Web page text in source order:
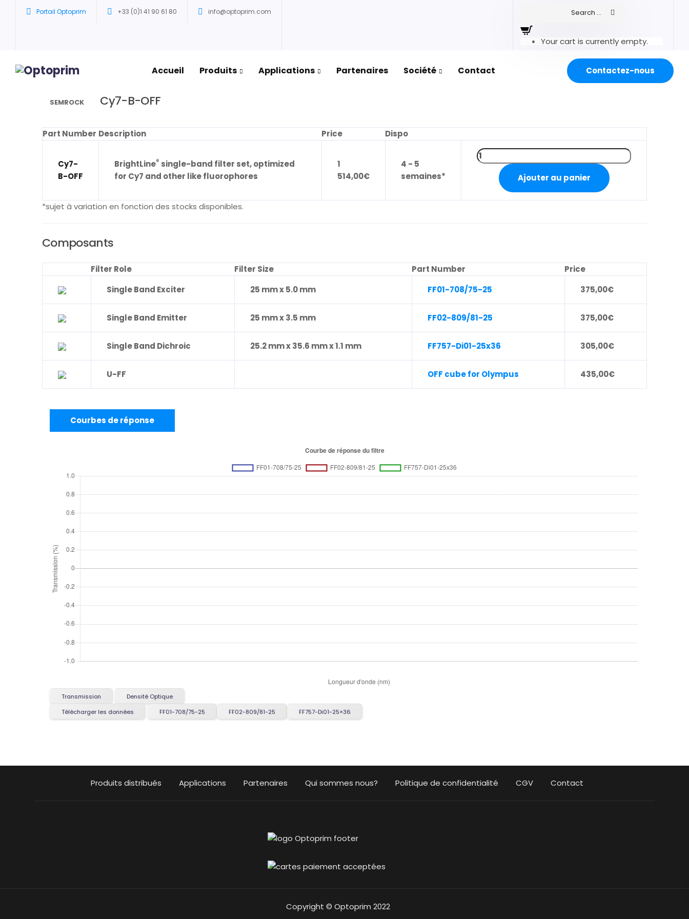
Portail Optoprim +33 (0)1 41 90 61 80 info@optoprim.com
Your cart is currently empty.
Accueil Produits Applications Partenaires Société Contact
Contactez-nous
SEMROCK Cy7-B-OFF
Part Number Description Price Dispo
Cy7-
B-OFF
BrightLine® single-band filter set, optimized
for Cy7 and other like fluorophores
1
514,00€
4 - 5
semaines*
Ajouter au panier
*sujet à variation en fonction des stocks disponibles.
Composants
Filter Role Filter Size Part Number
Price
Single Band Exciter
25 mm x 5.0 mm FF01-708/75-25 375,00€
Single Band Emitter 25 mm x 3.5 mm FF02-809/81-25 375,00€
Single Band Dichroic 25.2 mm x 35.6 mm x 1.1 mm FF757-Di01-25x36 305,00€
U-FF OFF cube for Olympus 435,00€
Courbes de réponse
Transmission
Densité Optique
Télécharger les données
FF01-708/75-25 FF02-809/81-25 FF757-Di01-25×36
Produits distribués Applications Partenaires Qui sommes nous? Politique de confidentialité CGV Contact
Copyright © Optoprim 2022